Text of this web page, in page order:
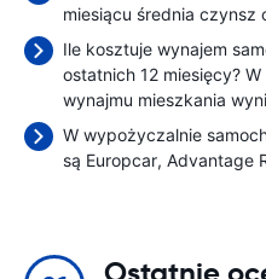
miesiącu średnia czynsz
Ile kosztuje wynajem
ostatnich 12 miesięcy?
wynajmu mieszkania
W wypożyczalnie
są Europcar Advantage